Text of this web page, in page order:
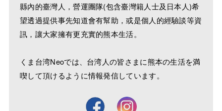
縣內的臺灣人，營運團隊(包含臺灣籍人士及日本人)希
望透過提供事先知道會有幫助，或是個人的經驗談等資
訊，讓大家擁有更充實的熊本生活。
くま台湾Neoでは、台湾人の皆さまに熊本の生活を満
喫して頂けるように情報発信しています。